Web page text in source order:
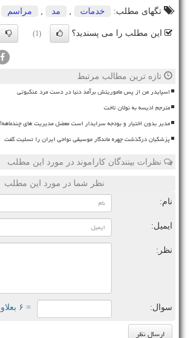
تگهای مطلب:
خدمات مد مراسم
این مطلب را می پسندید؟ (1)
تازه ترین مطالب مرتبط
اسپایدر من از پس ماموریتش برآمد دنیا در دست مرد عنکبوتی
مترجم ادیسه به نولان تاخت
مدیر بدون اختیار و بودجه سرایدار است معضل مدیریت های چندماهه!
پزشکیان درگذشت چهره ماندگار موسیقی نواحی ایران را تسلیت گفت
نظرات بینندگان کاراموند در مورد این مطلب
نظر شما در مورد این مطلب
نام:
ایمیل:
نظر:
سوال: = ۶ بعلاوه ۳